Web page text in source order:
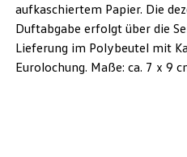
aufkaschiertem Papier. Die
Duftabgabe erfolgt über die
Lieferung im Polybeutel mit
Eurolochung. Maße: ca. 7 x 9